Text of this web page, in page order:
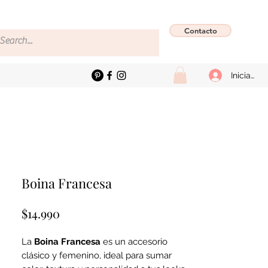
Contacto
Iniciar
Boina Francesa
$14.990
La Boina Francesa es un accesorio
clásico y femenino, ideal para sumar